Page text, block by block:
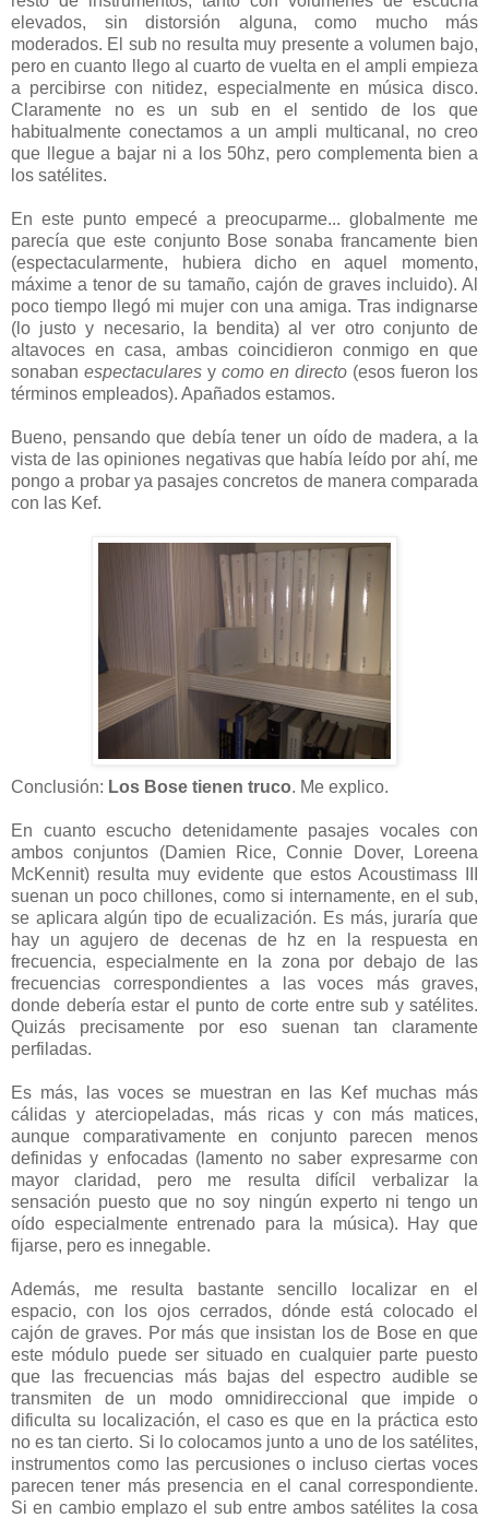
elevados, sin distorsión alguna, como mucho más
moderados. El sub no resulta muy presente a volumen bajo,
pero en cuanto llego al cuarto de vuelta en el ampli empieza
a percibirse con nitidez, especialmente en música disco.
Claramente no es un sub en el sentido de los que
habitualmente conectamos a un ampli multicanal, no creo
que llegue a bajar ni a los 50hz, pero complementa bien a
los satélites.
En este punto empecé a preocuparme... globalmente me
parecía que este conjunto Bose sonaba francamente bien
(espectacularmente, hubiera dicho en aquel momento,
máxime a tenor de su tamaño, cajón de graves incluido). Al
poco tiempo llegó mi mujer con una amiga. Tras indignarse
(lo justo y necesario, la bendita) al ver otro conjunto de
altavoces en casa, ambas coincidieron conmigo en que
sonaban espectaculares y como en directo (esos fueron los
términos empleados). Apañados estamos.
Bueno, pensando que debía tener un oído de madera, a la
vista de las opiniones negativas que había leído por ahí, me
pongo a probar ya pasajes concretos de manera comparada
con las Kef.
Conclusión: Los Bose tienen truco. Me explico.
En cuanto escucho detenidamente pasajes vocales con
ambos conjuntos (Damien Rice, Connie Dover, Loreena
McKennit) resulta muy evidente que estos Acoustimass III
suenan un poco chillones, como si internamente, en el sub,
se aplicara algún tipo de ecualización. Es más, juraría que
hay un agujero de decenas de hz en la respuesta en
frecuencia, especialmente en la zona por debajo de las
frecuencias correspondientes a las voces más graves,
donde debería estar el punto de corte entre sub y satélites.
Quizás precisamente por eso suenan tan claramente
perfiladas.
Es más, las voces se muestran en las Kef muchas más
cálidas y aterciopeladas, más ricas y con más matices,
aunque comparativamente en conjunto parecen menos
definidas y enfocadas (lamento no saber expresarme con
mayor claridad, pero me resulta difícil verbalizar la
sensación puesto que no soy ningún experto ni tengo un
oído especialmente entrenado para la música). Hay que
fijarse, pero es innegable.
Además, me resulta bastante sencillo localizar en el
espacio, con los ojos cerrados, dónde está colocado el
cajón de graves. Por más que insistan los de Bose en que
este módulo puede ser situado en cualquier parte puesto
que las frecuencias más bajas del espectro audible se
transmiten de un modo omnidireccional que impide o
dificulta su localización, el caso es que en la práctica esto
no es tan cierto. Si lo colocamos junto a uno de los satélites,
instrumentos como las percusiones o incluso ciertas voces
parecen tener más presencia en el canal correspondiente.
Si en cambio emplazo el sub entre ambos satélites la cosa